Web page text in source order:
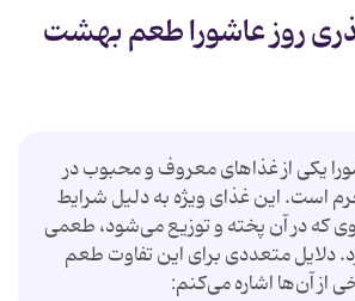
روز عاشورا طعم بهشت
یکی از غذاهای معروف و محبوب در
است. این غذای ویژه به دلیل شرایط
که در آن پخته و توزیع می‌شود، طعمی
دلایل متعددی برای این تفاوت طعم
از آن‌ها اشاره می‌کنم: